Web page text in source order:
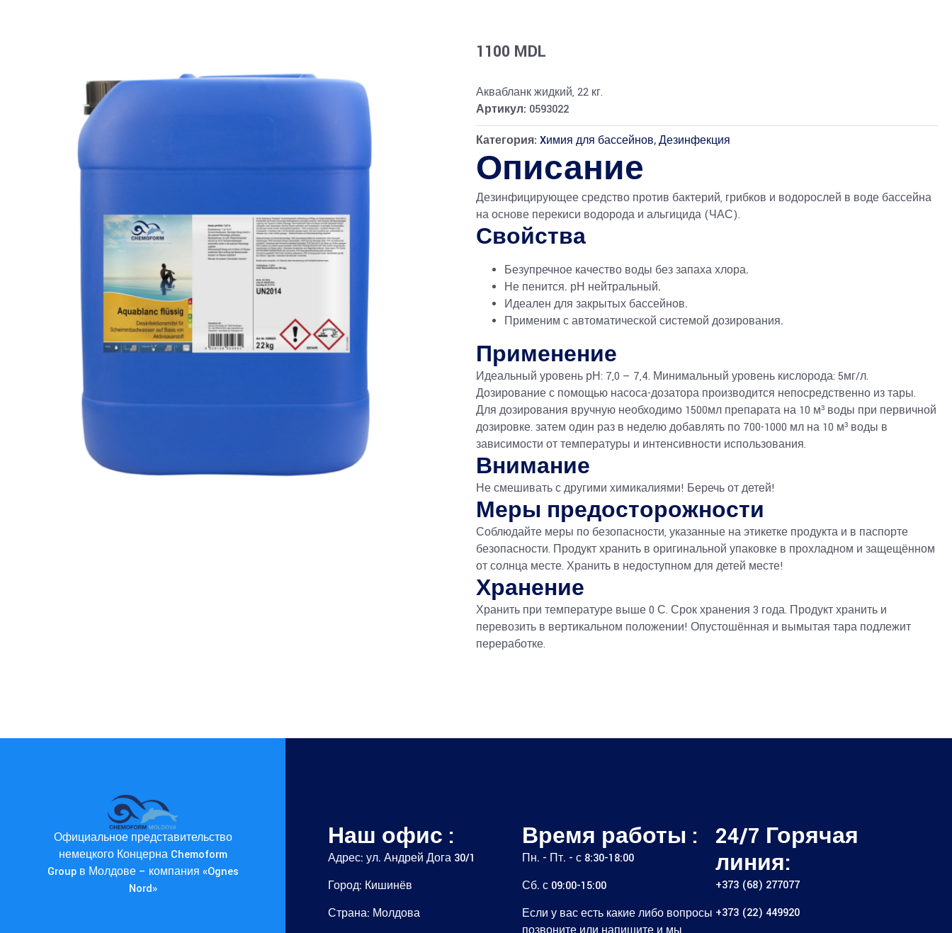
1100 MDL
Аквабланк жидкий, 22 кг.
Артикул: 0593022
Категория: Xимия для бассейнов,Дезинфекция
Описание
Дезинфицирующее средство против бактерий, грибков и водорослей в воде бассейна
на основе перекиси водорода и альгицида (ЧАС).
Свойства
Безупречное качество воды без запаха хлора.
Не пенится. рН нейтральный.
Идеален для закрытых бассейнов.
Применим с автоматической системой дозирования.
Применение
Идеальный уровень рН: 7,0 — 7,4. Минимальный уровень кислорода: 5мг/л.
Дозирование с помощью насоса-дозатора производится непосредственно из тары.
Для дозирования вручную необходимо 1500мл препарата на 10 м³ воды при первичной
дозировке. затем один раз в неделю добавлять по 700-1000 мл на 10 м³ воды в
зависимости от температуры и интенсивности использования.
Внимание
Не смешивать с другими химикалиями! Беречь от детей!
Меры предосторожности
Соблюдайте меры по безопасности, указанные на этикетке продукта и в паспорте
безопасности. Продукт хранить в оригинальной упаковке в прохладном и защещённом
от солнца месте. Хранить в недоступном для детей месте!
Хранение
Хранить при температуре выше 0 С. Срок хранения 3 года. Продукт хранить и
перевозить в вертикальном положении! Опустошённая и вымытая тара подлежит
переработке.
Официальное представительство
немецкого Концерна Chemoform
Group в Молдове – компания «Ognes
Nord»
Наш офис :
Адрес: ул. Андрей Дога 30/1
Город: Кишинёв
Страна: Молдова
Время работы :
Пн. - Пт. - с 8:30-18:00
Сб. с 09:00-15:00
Если у вас есть какие либо вопросы
24/7 Горячая
линия:
+373 (68) 277077
+373 (22) 449920